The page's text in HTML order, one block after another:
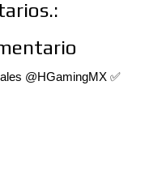
@HGamingMX ✅